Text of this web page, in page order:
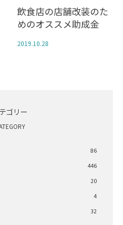
飲食店の店舗改装のた
めのオススメ助成金
2019.10.28
ゴリー
86
446
20
4
32